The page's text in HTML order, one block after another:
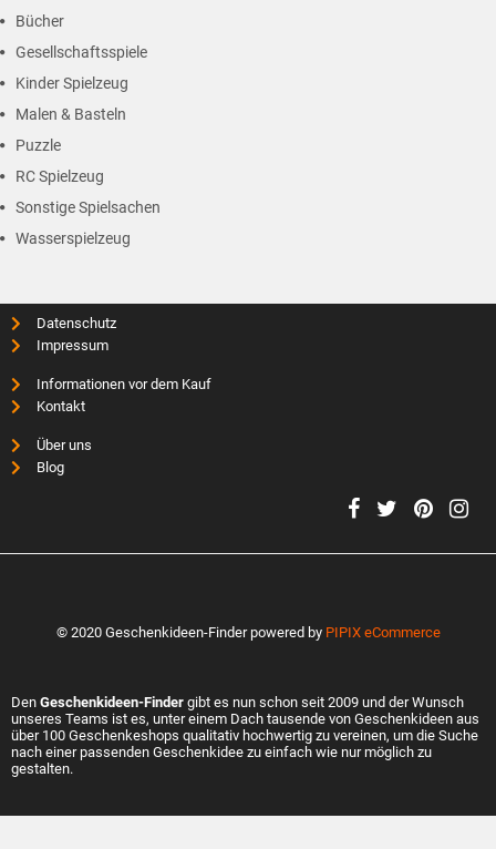
Bücher
Gesellschaftsspiele
Kinder Spielzeug
Malen & Basteln
Puzzle
RC Spielzeug
Sonstige Spielsachen
Wasserspielzeug
Datenschutz
Impressum
Informationen vor dem Kauf
Kontakt
Über uns
Blog
© 2020 Geschenkideen-Finder powered by PIPIX eCommerce
Den Geschenkideen-Finder gibt es nun schon seit 2009 und der Wunsch
unseres Teams ist es, unter einem Dach tausende von Geschenkideen aus
über 100 Geschenkeshops qualitativ hochwertig zu vereinen, um die Suche
nach einer passenden Geschenkidee zu einfach wie nur möglich zu
gestalten.